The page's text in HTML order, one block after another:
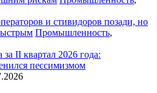
и стивидоров позади, но
Промышленность,
II квартал 2026 года:
пессимизмом